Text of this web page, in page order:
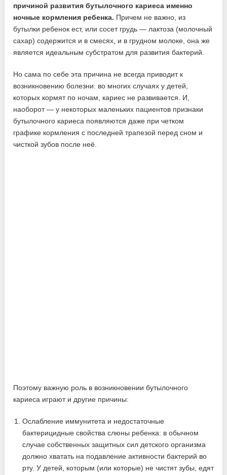
причиной развития бутылочного кариеса именно
ночные кормления ребенка. Причем не важно, из
бутылки ребенок ест, или сосет грудь — лактоза (молочный
сахар) содержится и в смесях, и в грудном молоке, она же
является идеальным субстратом для развития бактерий.
Но сама по себе эта причина не всегда приводит к
возникновению болезни: во многих случаях у детей,
которых кормят по ночам, кариес не развивается. И,
наоборот — у некоторых маленьких пациентов признаки
бутылочного кариеса появляются даже при четком
графике кормления с последней трапезой перед сном и
чисткой зубов после неё.
Поэтому важную роль в возникновении бутылочного
кариеса играют и другие причины:
Ослабление иммунитета и недостаточные
бактерицидные свойства слюны ребенка: в обычном
случае собственных защитных сил детского организма
должно хватать на подавление активности бактерий во
рту. У детей, которым (или которые) не чистят зубы, едят